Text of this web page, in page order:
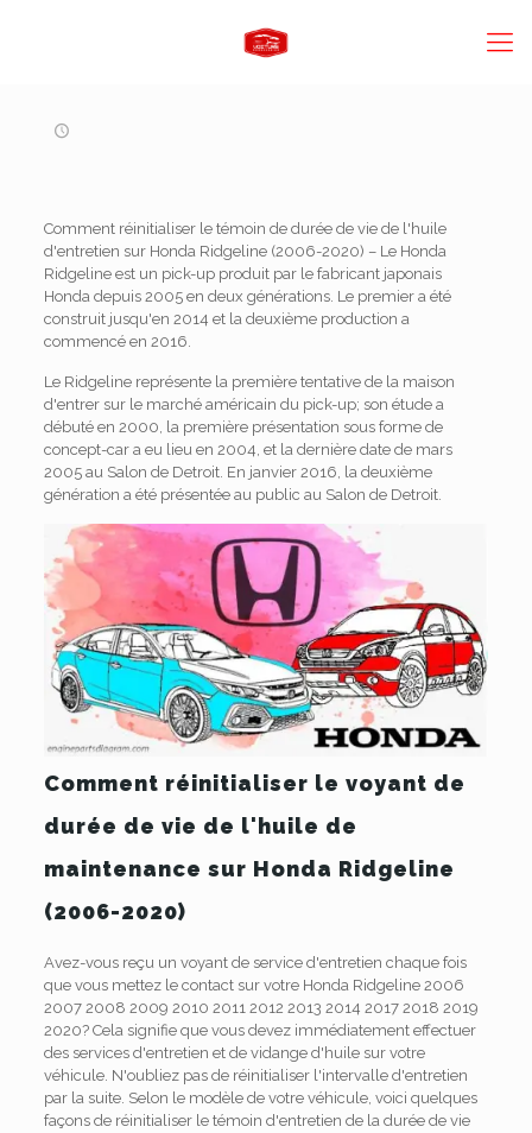
Comment réinitialiser le témoin de durée de vie de l'huile
d'entretien sur Honda Ridgeline (2006-2020) – Le Honda
Ridgeline est un pick-up produit par le fabricant japonais
Honda depuis 2005 en deux générations. Le premier a été
construit jusqu'en 2014 et la deuxième production a
commencé en 2016.
Le Ridgeline représente la première tentative de la maison
d'entrer sur le marché américain du pick-up; son étude a
débuté en 2000, la première présentation sous forme de
concept-car a eu lieu en 2004, et la dernière date de mars
2005 au Salon de Detroit. En janvier 2016, la deuxième
génération a été présentée au public au Salon de Detroit.
Comment réinitialiser le voyant de
durée de vie de l'huile de
maintenance sur Honda Ridgeline
(2006-2020)
Avez-vous reçu un voyant de service d'entretien chaque fois
que vous mettez le contact sur votre Honda Ridgeline 2006
2007 2008 2009 2010 2011 2012 2013 2014 2017 2018 2019
2020? Cela signifie que vous devez immédiatement effectuer
des services d'entretien et de vidange d'huile sur votre
véhicule. N'oubliez pas de réinitialiser l'intervalle d'entretien
par la suite. Selon le modèle de votre véhicule, voici quelques
façons de réinitialiser le témoin d'entretien de la durée de vie